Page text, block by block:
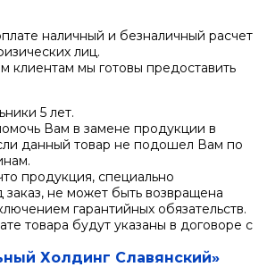
наличный и безналичный расчет
лиц.
клиентам мы готовы предоставить
5 лет.
Вам в замене продукции в
данный товар не подошел Вам по
продукция, специально
не может быть возвращена
гарантийных обязательств.
товара будут указаны в договоре с
Холдинг Славянский»